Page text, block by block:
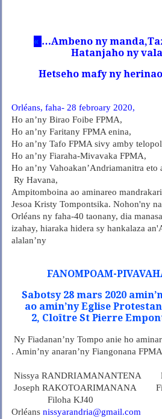
« …Ambeno ny
Hatanjaho ny
Hetseho mafy ny
Orléans, faha- 28 febroary 2020,
Ho an’ny Birao Foibe FPMA,
Ho an’ny Faritany FPMA enina,
Ho an’ny Tafo FPMA sivy amby
Ho an’ny Fiaraha-Mivavaka FPMA,
Ho an’ny Vahoakan’Andriamanitra eto
Ry Havana,
Ampitomboina ao aminareo
Jesoa Kristy Tompontsika. Nohon'ny
Orléans ny faha-40 taonany, dia
izahay, hiaraka hidera sy hankalaza
alalan’ny
FANOMPOAM-
Sabotsy 28 mars 2020
ao amin’ny Eglise
2, Cloître St Pierre
Ny Fiadanan’ny Tompo anie ho
. Amin’ny anaran’ny Fiangonana
Nissya
Joseph RAKOTOARIMANANA
Filoha KJ40
Orléans nissyarandria@gmail.com